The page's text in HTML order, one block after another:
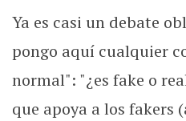
Ya es casi un debate
pongo aquí cualquier
normal": "¿es fake o
que apoya a los fakers